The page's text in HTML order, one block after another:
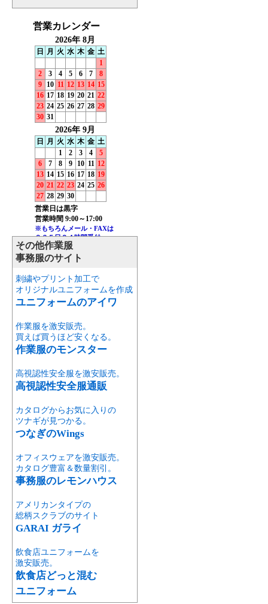
その他作業服
事務服のサイト
刺繍やプリント加工で
オリジナルユニフォームを作成
ユニフォームのアイワ
作業服を激安販売。
買えば買うほど安くなる。
作業服のモンスター
高視認性安全服を激安販売。
高視認性安全服通販
カタログからお気に入りの
ツナギが見つかる。
つなぎのWings
オフィスウェアを激安販売。
カタログ豊富＆数量割引。
事務服のレモンハウス
アメリカンタイプの
総柄スクラブのサイト
GARAI ガライ
飲食店ユニフォームを
激安販売。
飲食店どっと混む
ユニフォーム